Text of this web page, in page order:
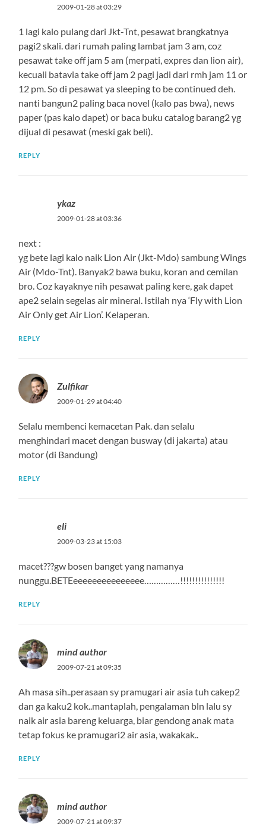
2009-01-28 at 03:29
1 lagi kalo pulang dari Jkt-Tnt, pesawat brangkatnya
pagi2 skali. dari rumah paling lambat jam 3 am, coz
pesawat take off jam 5 am (merpati, expres dan lion air),
kecuali batavia take off jam 2 pagi jadi dari rmh jam 11 or
12 pm. So di pesawat ya sleeping to be continued deh.
nanti bangun2 paling baca novel (kalo pas bwa), news
paper (pas kalo dapet) or baca buku catalog barang2 yg
dijual di pesawat (meski gak beli).
REPLY
ykaz
2009-01-28 at 03:36
next :
yg bete lagi kalo naik Lion Air (Jkt-Mdo) sambung Wings
Air (Mdo-Tnt). Banyak2 bawa buku, koran and cemilan
bro. Coz kayaknye nih pesawat paling kere, gak dapet
ape2 selain segelas air mineral. Istilah nya ‘Fly with Lion
Air Only get Air Lion’. Kelaperan.
REPLY
Zulfikar
2009-01-29 at 04:40
Selalu membenci kemacetan Pak. dan selalu
menghindari macet dengan busway (di jakarta) atau
motor (di Bandung)
REPLY
eli
2009-03-23 at 15:03
macet???gw bosen banget yang namanya
nunggu.BETEeeeeeeeeeeeeeee……………!!!!!!!!!!!!!!!
REPLY
mind author
2009-07-21 at 09:35
Ah masa sih..perasaan sy pramugari air asia tuh cakep2
dan ga kaku2 kok..mantaplah, pengalaman bln lalu sy
naik air asia bareng keluarga, biar gendong anak mata
tetap fokus ke pramugari2 air asia, wakakak..
REPLY
mind author
2009-07-21 at 09:37